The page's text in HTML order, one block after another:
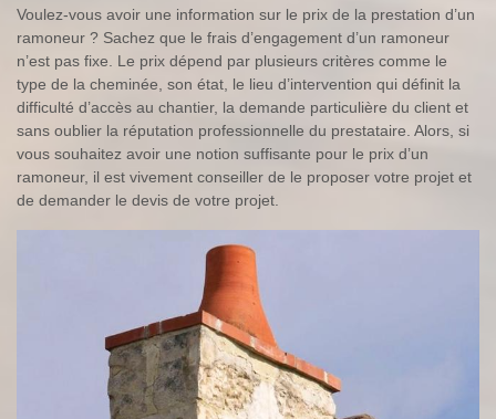
Voulez-vous avoir une information sur le prix de la prestation d’un
ramoneur ? Sachez que le frais d’engagement d’un ramoneur
n’est pas fixe. Le prix dépend par plusieurs critères comme le
type de la cheminée, son état, le lieu d’intervention qui définit la
difficulté d’accès au chantier, la demande particulière du client et
sans oublier la réputation professionnelle du prestataire. Alors, si
vous souhaitez avoir une notion suffisante pour le prix d’un
ramoneur, il est vivement conseiller de le proposer votre projet et
de demander le devis de votre projet.